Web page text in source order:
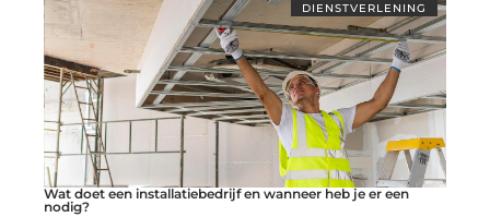
DIENSTVERLENING
Wat doet een installatiebedrijf en wanneer heb je er een
nodig?